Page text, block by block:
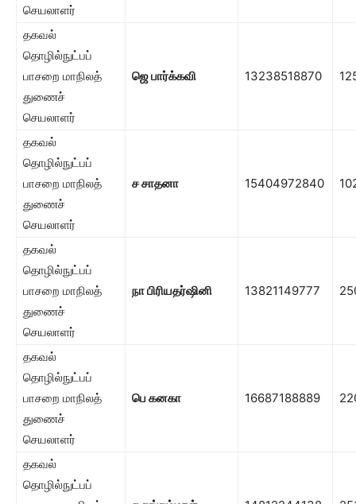
செயலாளர்
தகவல்
தொழில்நுட்பப்
பாசறை மாநிலத்
துணைச்
செயலாளர்
ஜெ பார்க்கவி 13238518870
தகவல்
தொழில்நுட்பப்
பாசறை மாநிலத்
துணைச்
செயலாளர்
ச சாதனா 15404972840
தகவல்
தொழில்நுட்பப்
பாசறை மாநிலத்
துணைச்
செயலாளர்
நா பிரியதர்ஷினி 13821149777
தகவல்
தொழில்நுட்பப்
பாசறை மாநிலத்
துணைச்
செயலாளர்
பெ கனகா 16687188889
தகவல்
தொழில்நுட்பப்